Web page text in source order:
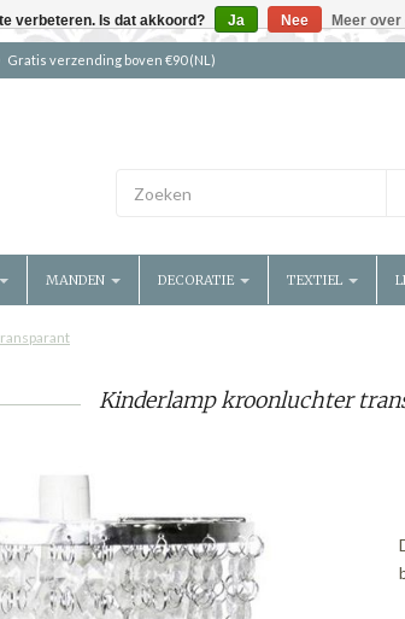
Gratis verzending boven €90 (NL)
MANDEN DECORATIE TEXTIEL
Kinderlamp kroonluchter
verbeteren. Is dat akkoord? Ja Nee Meer